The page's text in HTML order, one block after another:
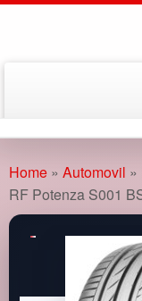
to
content
Home » Automovil »
RF Potenza S001